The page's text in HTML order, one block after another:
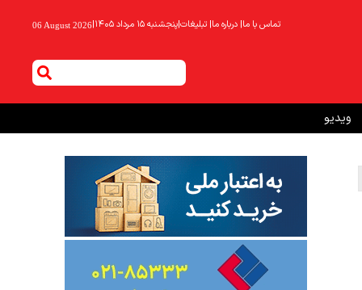
تماس با ما| درباره ما| تبلیغات|پنجشنبه ۱۵ مرداد ۱۴۰۵ |
06 August 2026
ویدیو